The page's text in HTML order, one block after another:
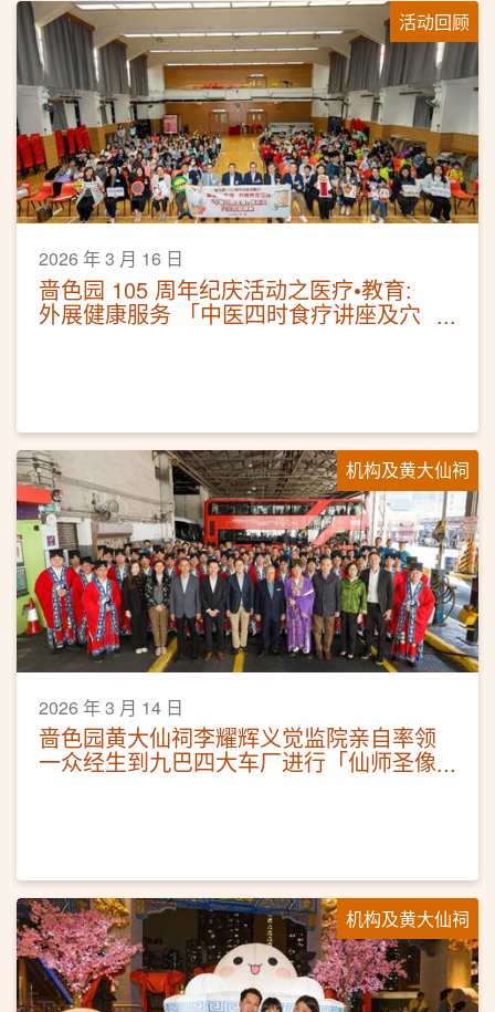
活动回顾
2026 年 3 月 16 日
啬色园 105 周年纪庆活动之医疗•教育:
外展健康服务 「中医四时食疗讲座及穴
机构及黄大仙祠
2026 年 3 月 14 日
啬色园黄大仙祠李耀辉义觉监院亲自率领
一众经生到九巴四大车厂进行「仙师圣像
机构及黄大仙祠